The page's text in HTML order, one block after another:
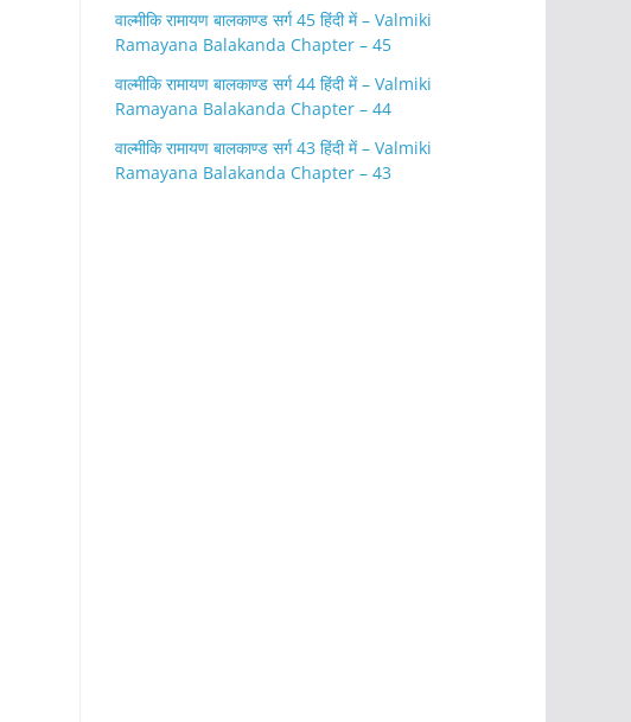
वाल्मीकि रामायण बालकाण्ड सर्ग 45 हिंदी में – Valmiki
Ramayana Balakanda Chapter – 45
वाल्मीकि रामायण बालकाण्ड सर्ग 44 हिंदी में – Valmiki
Ramayana Balakanda Chapter – 44
वाल्मीकि रामायण बालकाण्ड सर्ग 43 हिंदी में – Valmiki
Ramayana Balakanda Chapter – 43